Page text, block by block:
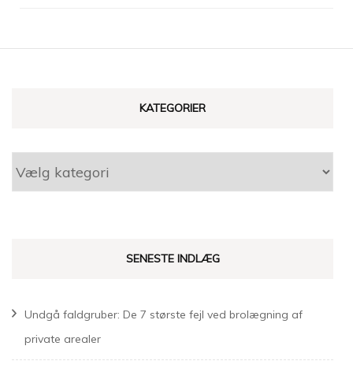
KATEGORIER
Kategorier
SENESTE INDLÆG
Undgå faldgruber: De 7 største fejl ved brolægning af
private arealer